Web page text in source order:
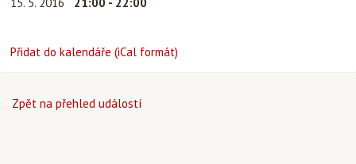
Přidat do kalendáře (iCal formát)
Zpět na přehled událostí